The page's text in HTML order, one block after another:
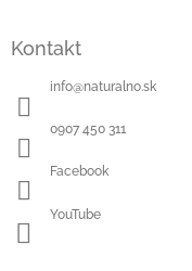
Kontakt
info@naturalno.sk
0907 450 311
Facebook
YouTube